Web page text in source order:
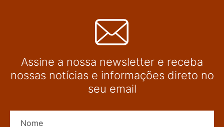
Assine a nossa newsletter e receba
nossas notícias e informações direto no
seu email